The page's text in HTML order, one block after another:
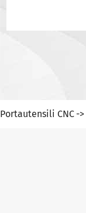
Portautensili CNC